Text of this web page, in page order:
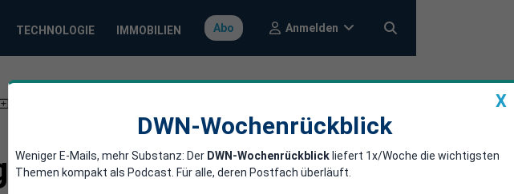
TECHNOLOGIE IMMOBILIEN Abo Anmelden
jetzt für Cannabis am
X
DWN-Wochenrückblick
Weniger E-Mails, mehr Substanz: Der DWN-Wochenrückblick liefert 1x/Woche die wichtigsten
Themen kompakt als Podcast. Für alle, deren Postfach überläuft.